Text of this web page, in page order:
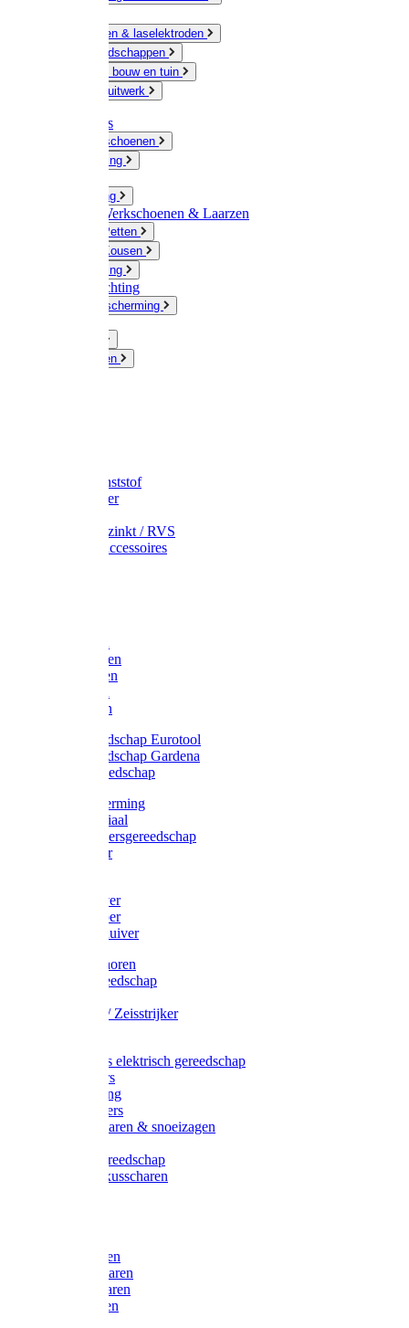
Slijpschijven & laselektroden
Handgereedschappen
IJzerwaren bouw en tuin
Hang en sluitwerk
Disposables
Werkhandschoenen
Regenkleding
Werkkleding
Wandel-/ Werkschoenen & Laarzen
Hoeden / Petten
Sokken / Kousen
Winterkleding
Winkelinrichting
Gelaatsbescherming
Knaagdieren
Emmer kunststof
Schepemmer
Emmer verzinkt / RVS
Regenton accessoires
Gazonharken
Asfaltharken
Hooiharken
Handgereedschap Eurotool
Handgereedschap Gardena
Kindergereedschap
Kniebescherming
Afzetmateriaal
Stratenmakersgereedschap
Straathamer
Mestschuiver
Mestschraper
Sneeuwschuiver
Zeis toebehoren
Baggergereedschap
Wetstenen / Zeisstrijker
Accessoires elektrisch gereedschap
Grasmaaiers
Tuinreiniging
Robotmaaiers
Heggenscharen & snoeizagen
Klussen gereedschap
Gras & buxusscharen
Snoeischaren
Heggenscharen
Takkenscharen
Snoeimessen